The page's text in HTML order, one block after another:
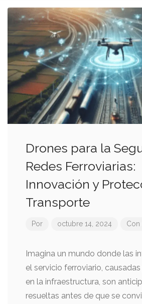
Drones para la
Redes Ferroviarias:
Innovación y
Transporte
Por octubre 14, 2024 Con
Imagina un mundo donde las
el servicio ferroviario,
en la infraestructura, son
resueltas antes de que se